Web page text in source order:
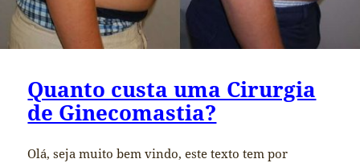
Quanto custa uma Cirurgia
de Ginecomastia?
Olá, seja muito bem vindo, este texto tem por